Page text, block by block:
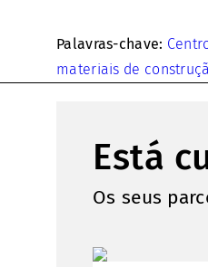
Palavras-chave:
materiais de
Está
Os seus